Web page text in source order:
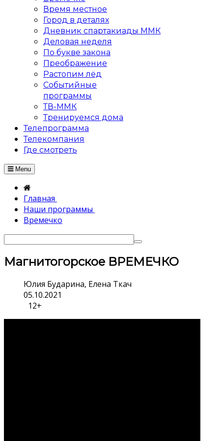
Время местное
Город в деталях
Дневник спартакиады ММК
Деловая неделя
По букве закона
Преображение
Растопим лёд
Событийные
программы
ТВ-ММК
Тренируемся дома
Телепрограмма
Телекомпания
Где смотреть
Menu
Главная
Наши программы
Времечко
Магнитогорское ВРЕМЕЧКО
Юлия Бударина, Елена Ткач
05.10.2021
12+